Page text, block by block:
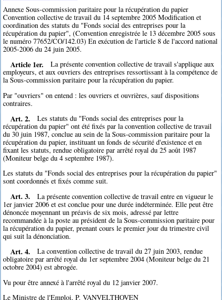
Annexe Sous-commission paritaire pour la récupération du papier
Convention collective de travail du 14 septembre 2005 Modification et
coordination des statuts du "Fonds social des entreprises pour la
récupération du papier", (Convention enregistrée le 13 décembre 2005 sous
le numéro 77652/CO/142.03) En exécution de l'article 8 de l'accord national
2005-2006 du 24 juin 2005.
Article 1er.
La présente convention collective de travail s'applique aux
employeurs, et aux ouvriers des entreprises ressortissant à la compétence de
la Sous-commission paritaire pour la récupération du papier.
Par "ouvriers" on entend : les ouvriers et ouvrières, sauf dispositions
contraires.
Art. 2.
Les statuts du "Fonds social des entreprises pour la
récupération du papier" ont été fixés par la convention collective de travail
du 30 juin 1987, conclue au sein de la Sous-commission paritaire pour la
récupération du papier, instituant un fonds de sécurité d'existence et en
fixant les statuts, rendue obligatoire par arrêté royal du 25 août 1987
(Moniteur belge du 4 septembre 1987).
Les statuts du "Fonds social des entreprises pour la récupération du papier"
sont coordonnés et fixés comme suit.
Art. 3.
La présente convention collective de travail entre en vigueur le
1er janvier 2006 et est conclue pour une durée indéterminée. Elle peut être
dénoncée moyennant un préavis de six mois, adressé par lettre
recommandée à la poste au président de la Sous-commission paritaire pour
la récupération du papier, prenant cours le premier jour du trimestre civil
qui suit la dénonciation.
Art. 4.
La convention collective de travail du 27 juin 2003, rendue
obligatoire par arrêté royal du 1er septembre 2004 (Moniteur belge du 21
octobre 2004) est abrogée.
Vu pour être annexé à l'arrêté royal du 12 janvier 2007.
Le Ministre de l'Emploi, P. VANVELTHOVEN